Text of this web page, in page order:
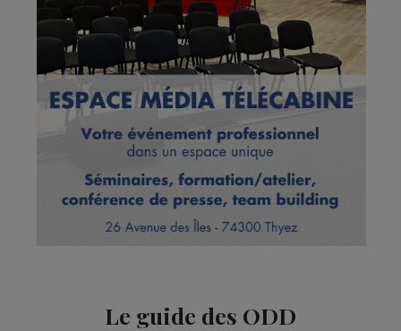
Le guide des ODD